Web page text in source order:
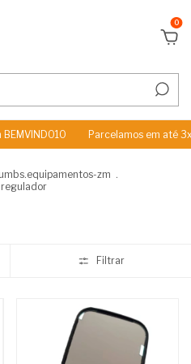
0
Parcelamos em até 3x Sem
zm .
Filtrar